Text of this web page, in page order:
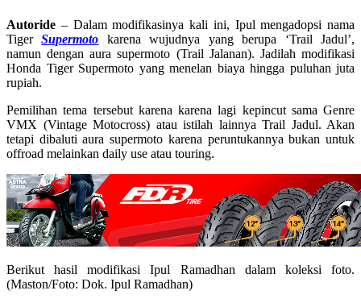
Autoride – Dalam modifikasinya kali ini, Ipul mengadopsi nama
TigerSupermoto karena wujudnya yang berupa ‘Trail Jadul’,
namun dengan aura supermoto (Trail Jalanan). Jadilah modifikasi
Honda Tiger Supermoto yang menelan biaya hingga puluhan juta
rupiah.
Pemilihan tema tersebut karena karena lagi kepincut sama Genre
VMX (Vintage Motocross) atau istilah lainnya Trail Jadul. Akan
tetapi dibaluti aura supermoto karena peruntukannya bukan untuk
offroad melainkan daily use atau touring.
Berikut hasil modifikasi Ipul Ramadhan dalam koleksi foto.
(Maston/Foto: Dok. Ipul Ramadhan)